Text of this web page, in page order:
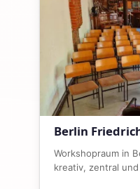
Berlin
Workshopraum in
kreativ, zentral